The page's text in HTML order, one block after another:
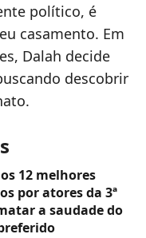
político, é
casamento. Em
Dalah decide
descobrir
12 melhores
por atores da 3ª
a saudade do